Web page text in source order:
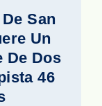
San
Un
De Dos
46